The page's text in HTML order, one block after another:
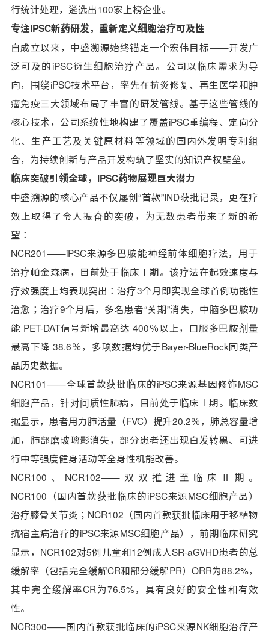
行统计处理，遴选出100家上榜企业。
专注iPSC新药研发， 重新定义细胞治疗可及性
自成立以来，中盛溯源始终锚定一个宏伟目标——开发广
泛可及的iPSC衍生细胞治疗产品。公司以临床需求为导
向，围绕iPSC技术平台，率先在抗炎修复、再生医学和肿
瘤免疫三大领域布局了丰富的研发管线。基于这些管线的
核心技术，公司系统性地构建了覆盖iPSC重编程、定向分
化、生产工艺及关键原材料等领域的国内外发明专利组
合，为持续创新与产品开发构筑了坚实的知识产权壁垒。
临床突破引领全球， iPSC药物展现巨大潜力
中盛溯源的核心产品不仅屡创“首款”IND获批记录，更在疗
效上取得了令人振奋的突破，为无数患者带来了新的希
望：
NCR201——iPSC来源多巴胺能神经前体细胞疗法，用于
治疗帕金森病，目前处于临床Ⅰ期。该疗法在起效速度与
疗效强度上均表现突出：治疗3个月即实现全球首例功能性
治愈；治疗9个月后，多名患者“关期”消失，中脑多巴胺功
能 PET-DAT信号新增最高达 400％以上，口服多巴胺剂量
最高下降 38.6％，多项数据均优于Bayer-BlueRock同类产
品历史数据。
NCR101——全球首款获批临床的iPSC来源基因修饰MSC
细胞产品，针对间质性肺病，目前处于临床Ⅰ期。临床数
据显示，患者用力肺活量（FVC）提升20.2％，肺总容量增
加，肺部磨玻璃影消失，部分患者还出现白发转黑、可进
行中等强度健身活动等全身性机能改善。
NCR100、NCR102——双双推进至临床Ⅱ期。
NCR100（国内首款获批临床的iPSC来源MSC细胞产品）
治疗膝骨关节炎；NCR102（国内首款获批临床用于移植物
抗宿主病治疗的iPSC来源MSC细胞产品），前期临床研究
显示，NCR102对5例儿童和12例成人SR-aGVHD患者的总
缓解率（包括完全缓解CR和部分缓解PR）ORR为88.2%，
其中完全缓解率CR为76.5%，具有良好的安全性和有效
性。
NCR300——国内首款获批临床的iPSC来源NK细胞治疗产